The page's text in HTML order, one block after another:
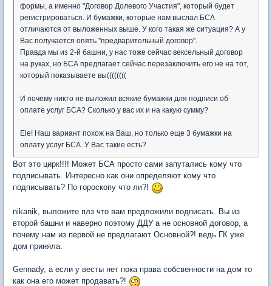
формы, а именно "Договор Долевого Участия", который будет
регистрироваться. И бумажки, которые нам выслал БСА
отличаются от выложенных выше. У кого такая же ситуация? А у
Вас получается опять "предварительный договор".
Правда мы из 2-й башни, у нас тоже сейчас вексельный договор
на руках, но БСА предлагает сейчас перезаключить его не на тот,
который показываете вы((((((((
И почему никто не выложил всякие бумажки для подписи об
оплате услуг БСА? Сколько у вас их и на какую сумму?
Ele! Наш вариант похож на Ваш, но только еще 3 бумажки на
оплату услуг БСА. У Вас такие есть?
Вот это цирк!!!! Может БСА просто сами запутались кому что
подписывать. Интересно как они определяют кому что
подписывать? По гороскопу что ли?!
nikanik, выложите плз что вам предложили подписать. Вы из
второй башни и наверно поэтому ДДУ а не основной договор, а
почему нам из первой не предлагают Основной?! ведь ГК уже
дом приняла.
Gennady, а если у весты нет пока права собсвенности на дом то
как она его может продавать?!